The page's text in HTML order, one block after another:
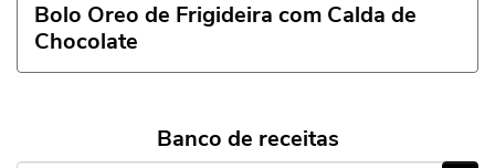
Bolo Oreo de Frigideira com Calda de
Chocolate
Banco de receitas